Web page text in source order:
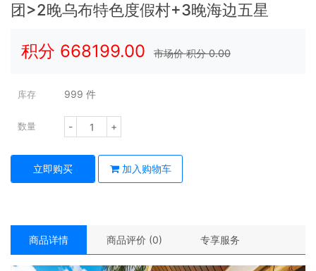
团>2晚乌布特色度假村+3晚海边五星
积分 668199.00 市场价 积分0.00
库存 999 件
数量 - +
立即购买 加入购物车
商品详情 商品评价 (0) 专享服务